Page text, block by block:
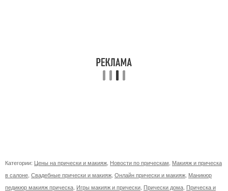
Категории: Цены на прически и макияж, Новости по прическам, Макияж и прическа
в салоне, Свадебные прически и макияж, Онлайн прически и макияж, Маникюр
педикюр макияж прическа, Игры макияж и прически, Прически дома, Прическа и